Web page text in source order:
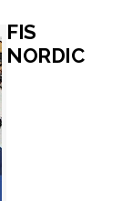
FIS
NORDIC